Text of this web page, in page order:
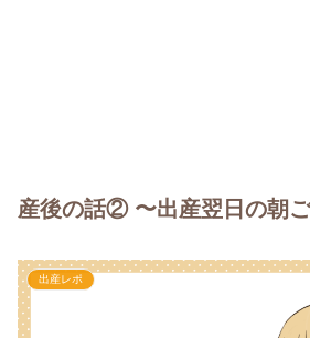
産後の話② 〜出産翌日の朝
出産レポ